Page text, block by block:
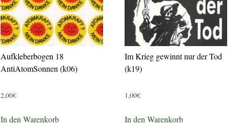
Aufkleberbogen 18
AntiAtomSonnen (k06)
2,00€
In den Warenkorb
Im Krieg gewinnt nur der Tod
(k19)
1,00€
In den Warenkorb